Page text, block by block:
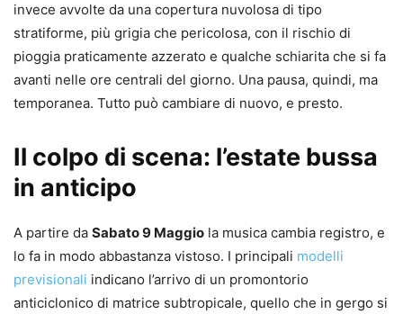
invece avvolte da una copertura nuvolosa di tipo
stratiforme, più grigia che pericolosa, con il rischio di
pioggia praticamente azzerato e qualche schiarita che si fa
avanti nelle ore centrali del giorno. Una pausa, quindi, ma
temporanea. Tutto può cambiare di nuovo, e presto.
Il colpo di scena: l’estate bussa
in anticipo
A partire da Sabato 9 Maggio la musica cambia registro, e
lo fa in modo abbastanza vistoso. I principali modelli
previsionali indicano l’arrivo di un promontorio
anticiclonico di matrice subtropicale, quello che in gergo si